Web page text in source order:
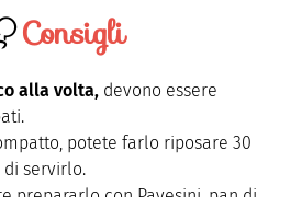
Consigli
alla volta, devono essere
potete farlo riposare 30
servirlo.